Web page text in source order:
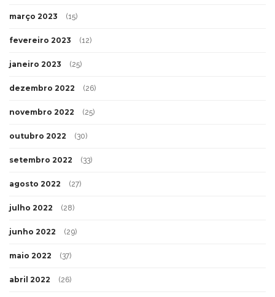
março 2023 (15)
fevereiro 2023 (12)
janeiro 2023 (25)
dezembro 2022 (26)
novembro 2022 (25)
outubro 2022 (30)
setembro 2022 (33)
agosto 2022 (27)
julho 2022 (28)
junho 2022 (29)
maio 2022 (37)
abril 2022 (26)